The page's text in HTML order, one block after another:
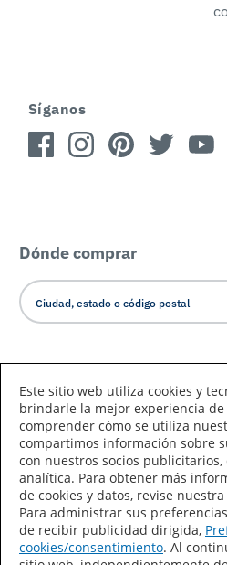
Síganos
Dónde comprar
Declaración de accesibilidad
Términos de uso
Privacidad
Este sitio web utiliza cookies y
brindarle la mejor experiencia
comprender cómo se utiliza
compartimos información sobre
con nuestros socios publicitarios,
analítica. Para obtener más
de cookies y datos, revise nuestra
Para administrar sus
de recibir publicidad dirigida,
cookies/consentimiento. Al